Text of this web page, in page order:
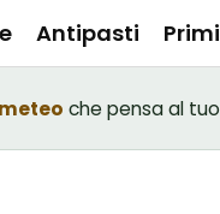
Antipasti Primi
meteo che pensa al tuo